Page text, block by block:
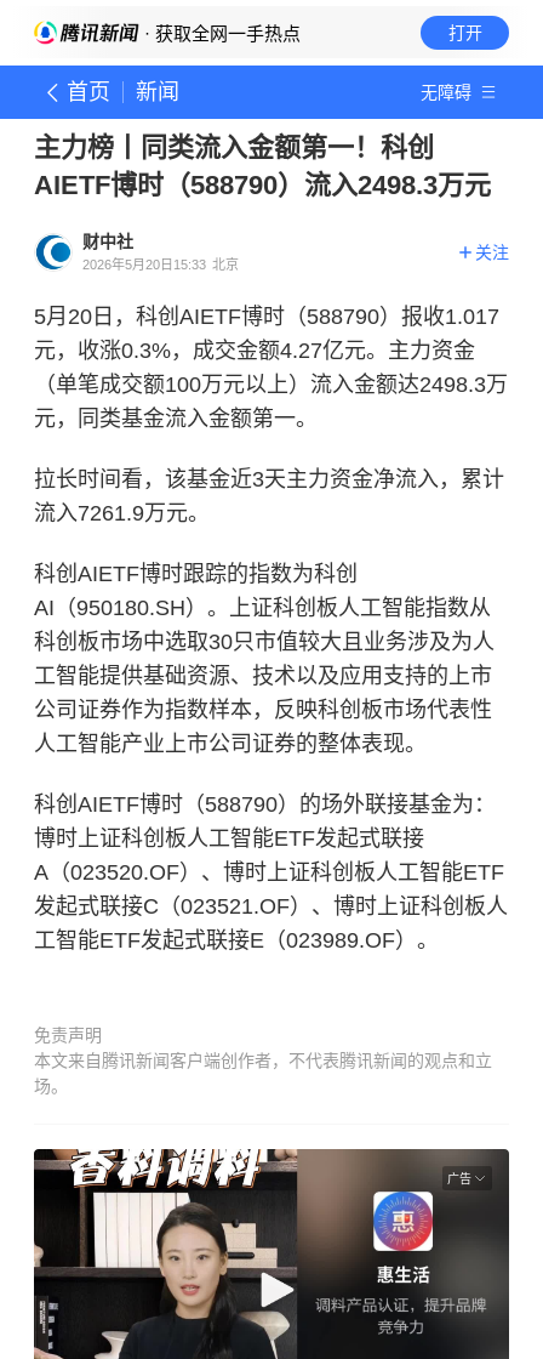
· 获取全网一手热点 打开
首页 新闻 无障碍
主力榜丨同类流入金额第一！科创
AIETF博时（588790）流入2498.3万元
财中社
2026年5月20日15:33 北京
关注
5月20日，科创AIETF博时（588790）报收1.017
元，收涨0.3%，成交金额4.27亿元。主力资金
（单笔成交额100万元以上）流入金额达2498.3万
元，同类基金流入金额第一。
拉长时间看，该基金近3天主力资金净流入，累计
流入7261.9万元。
科创AIETF博时跟踪的指数为科创
AI（950180.SH）。上证科创板人工智能指数从
科创板市场中选取30只市值较大且业务涉及为人
工智能提供基础资源、技术以及应用支持的上市
公司证券作为指数样本，反映科创板市场代表性
人工智能产业上市公司证券的整体表现。
科创AIETF博时（588790）的场外联接基金为：
博时上证科创板人工智能ETF发起式联接
A（023520.OF）、博时上证科创板人工智能ETF
发起式联接C（023521.OF）、博时上证科创板人
工智能ETF发起式联接E（023989.OF）。
免责声明
本文来自腾讯新闻客户端创作者，不代表腾讯新闻的观点和立
场。
广告